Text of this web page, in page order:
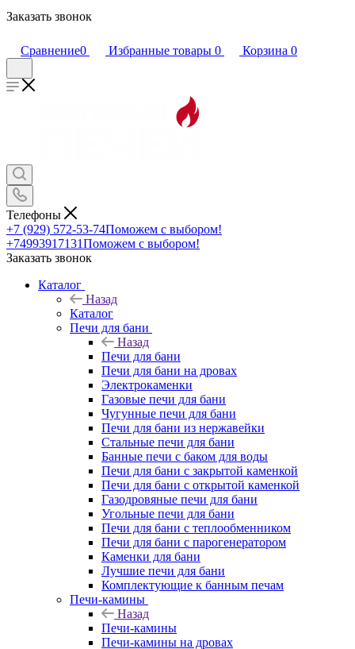
Заказать звонок
Сравнение0 Избранные товары 0 Корзина 0
Телефоны
+7 (929) 572-53-74Поможем с выбором!
+74993917131Поможем с выбором!
Заказать звонок
Каталог
Назад
Каталог
Печи для бани
Назад
Печи для бани
Печи для бани на дровах
Электрокаменки
Газовые печи для бани
Чугунные печи для бани
Печи для бани из нержавейки
Стальные печи для бани
Банные печи с баком для воды
Печи для бани с закрытой каменкой
Печи для бани с открытой каменкой
Газодровяные печи для бани
Угольные печи для бани
Печи для бани с теплообменником
Печи для бани с парогенератором
Каменки для бани
Лучшие печи для бани
Комплектующие к банным печам
Печи-камины
Назад
Печи-камины
Печи-камины на дровах